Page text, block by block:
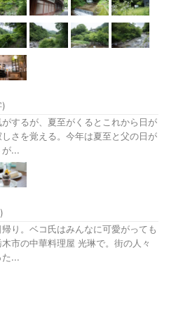
)
するが、夏至がくるとこれから日が
さを覚える。今年は夏至と父の日が
が...
り。ベコ氏はみんなに可愛がっても
市の中華料理屋 光琳で。街の人々
た...